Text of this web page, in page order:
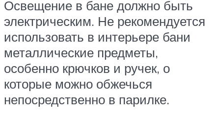
Освещение в бане должно быть
электрическим. Не рекомендуется
использовать в интерьере бани
металлические предметы,
особенно крючков и ручек, о
которые можно обжечься
непосредственно в парилке.